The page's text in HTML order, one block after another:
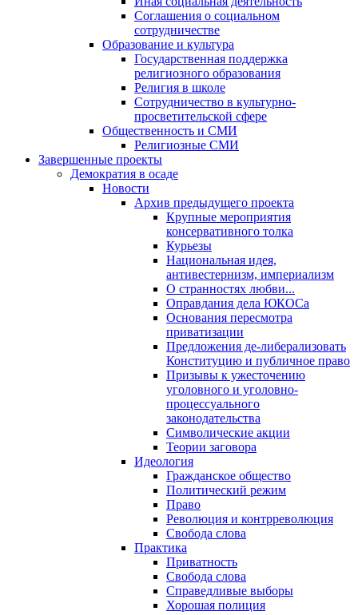
Соглашения о социальном
сотрудничестве
Образование и культура
Государственная поддержка
религиозного образования
Религия в школе
Сотрудничество в культурно-
просветительской сфере
Общественность и СМИ
Религиозные СМИ
Завершенные проекты
Демократия в осаде
Новости
Архив предыдущего проекта
Крупные мероприятия
консервативного толка
Курьезы
Национальная идея,
антивестернизм, империализм
О странностях любви...
Оправдания дела ЮКОСа
Основания пересмотра
приватизации
Предложения де-либерализовать
Конституцию и публичное право
Призывы к ужесточению
уголовного и уголовно-
процессуального
законодательства
Символические акции
Теории заговора
Идеология
Гражданское общество
Политический режим
Право
Революция и контрреволюция
Свобода слова
Практика
Приватность
Свобода слова
Справедливые выборы
Хорошая полиция